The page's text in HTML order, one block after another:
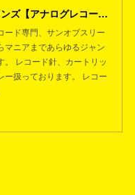
サンオブスリーサウンズ【アナログレコード専門店】名古屋栄
ード専門、サンオブスリー
マニアまであらゆるジャン
。 レコード針、カートリッ
ー扱っております。 レコー